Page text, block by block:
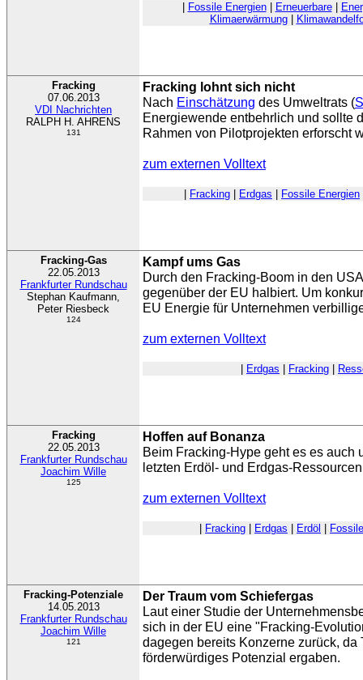
Fossile Energien| Erneuerbare|
Klimaerwärmung|
Fracking
07.06.2013
VDI Nachrichten
RALPH H. AHRENS
131
Fracking lohnt sich nicht
Nach Einschätzung des Umweltrats (
Energiewende entbehrlich und sollte
Rahmen von Pilotprojekten erforscht
zum externen Volltext
Fracking Erdgas Fossile Energien
Fracking-Gas
22.05.2013
Frankfurter Rundschau
Stephan Kaufmann,
Peter Riesbeck
124
Kampf ums Gas
Durch den Fracking-Boom in den
gegenüber der EU halbiert. Um
EU Energie für Unternehmen
zum externen Volltext
Erdgas Fracking
Fracking
22.05.2013
Frankfurter Rundschau
Joachim Wille
125
Hoffen auf Bonanza
Beim Fracking-Hype geht es es auch
letzten Erdöl- und Erdgas-Ressourcen
zum externen Volltext
Fracking Erdgas Erdöl
Fracking-Potenziale
14.05.2013
Frankfurter Rundschau
Joachim Wille
121
Der Traum vom Schiefergas
Laut einer Studie der
sich in der EU eine "Fracking-
dagegen bereits Konzerne zurück, da
förderwürdiges Potenzial ergaben.